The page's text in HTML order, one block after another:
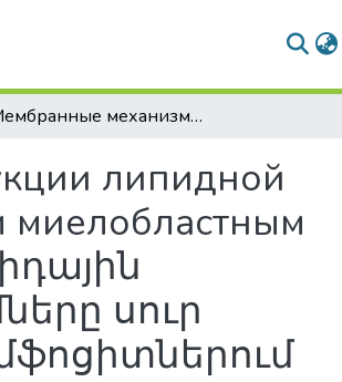
Мембранные механизмы сигнальной трансдукции липидной модификации в лимфоцитах больных острым миелобластным лейкозом / Ազդանշանի հաղորդման և լիպիդային մոդիֆիկացման թաղանթային մեխանիզմները սուր միելոբլաստային լեյկոզով հիվանդների լիմֆոցիտներում
липидной
սուր